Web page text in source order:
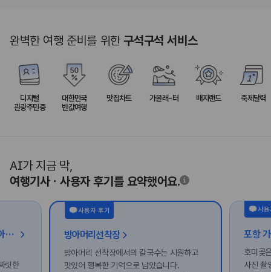
완벽한 여행 준비를 위한구석구석 서비스
디지털
관광주민증
대한민국
반값여행
맛집차트 가볼래-터 배지랜드 축제달력
AI가 지금 막,
여행기사ㆍ사용자 후기를 요약했어요.
[가볼래-터] 시원함이 터지는 오아시스, 친구와 함께 가는 해양 레저 여행
릿한
사용자 후기
방아머리선착장
방아머리 선착장에서의 칼국수는 시원하고
맛있어 행복한 기억으로 남았습니다.
사
호미곶
사진 촬